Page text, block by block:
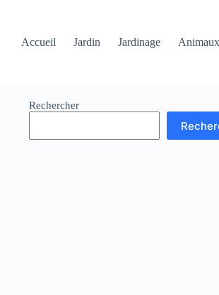
Accueil
Jardin Jardinage Animaux
Rechercher